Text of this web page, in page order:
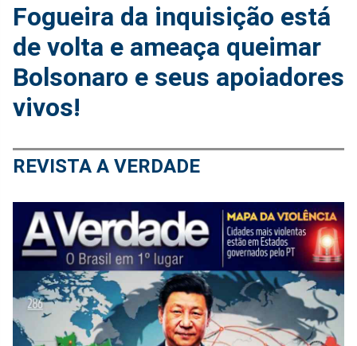
Fogueira da inquisição está
de volta e ameaça queimar
Bolsonaro e seus apoiadores
vivos!
REVISTA A VERDADE